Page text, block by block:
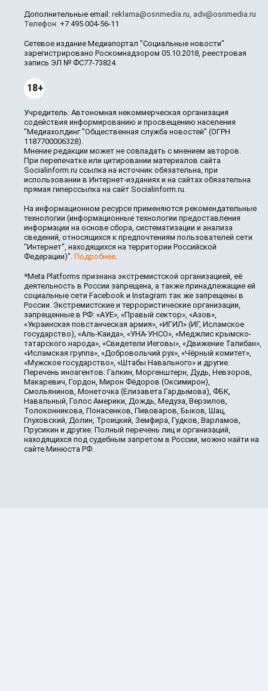
Дополнительные email: reklama@osnmedia.ru adv@osnmedia.ru
Телефон: +7 495 004-56-11
Сетевое издание Медиапортал "Социальные новости"
зарегистрировано Роскомнадзором 05.10.2018, реестровая
запись ЭЛ № ФС77-73824.
18+
Учредитель: Автономная некоммерческая организация
содействия информированию и просвещению населения
"Медиахолдинг "Общественная служба новостей" (ОГРН
1187700006328).
Мнение редакции может не совпадать с мнением авторов.
При перепечатке или цитировании материалов сайта
Socialinform.ru ссылка на источник обязательна, при
использовании в Интернет-изданиях и на сайтах обязательна
прямая гиперссылка на сайт Socialinform.ru.
На информационном ресурсе применяются рекомендательные
технологии (информационные технологии предоставления
информации на основе сбора, систематизации и анализа
сведений, относящихся к предпочтениям пользователей сети
"Интернет", находящихся на территории Российской
Федерации)". Подробнее
*Meta Platforms признана экстремистской организацией, её
деятельность в России запрещена, а также принадлежащие ей
социальные сети Facebook и Instagram так же запрещены в
России. Экстремистские и террористические организации,
запрещенные в РФ: «АУЕ», «Правый сектор», «Азов»,
«Украинская повстанческая армия», «ИГИЛ» (ИГ, Исламское
государство), «Аль-Каида», «УНА-УНСО», «Меджлис крымско-
татарского народа», «Свидетели Иеговы», «Движение Талибан»,
«Исламская группа», «Добровольчий рух», «Чёрный комитет»,
«Мужское государство», «Штабы Навального» и другие.
Перечень иноагентов: Галкин, Моргенштерн, Дудь, Невзоров,
Макаревич, Гордон, Мирон Фёдоров (Оксимирон),
Смольянинов, Монеточка (Елизавета Гардымова), ФБК,
Навальный, Голос Америки, Дождь, Медуза, Верзилов,
Толоконникова, Понасенков, Пивоваров, Быков, Шац,
Глуховский, Долин, Троицкий, Земфира, Гудков, Варламов,
Прусикин и другие. Полный перечень лиц и организаций,
находящихся под судебным запретом в России, можно найти на
сайте Минюста РФ.